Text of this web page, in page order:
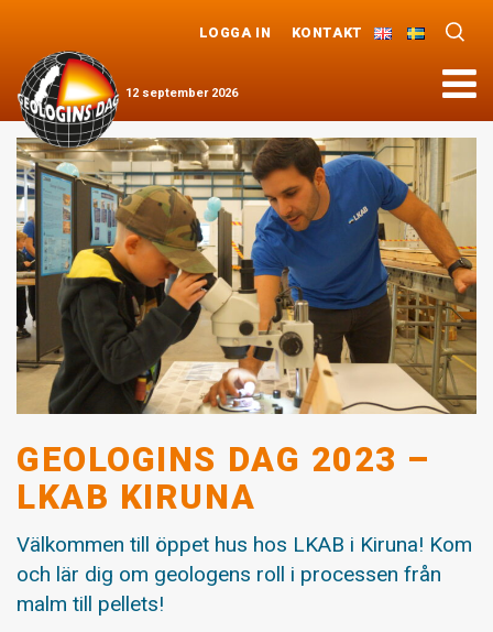
Meny
12 september 2026
LOGGA IN KONTAKT
GEOLOGINS DAG 2023 –
LKAB KIRUNA
Välkommen till öppet hus hos LKAB i Kiruna! Kom
och lär dig om geologens roll i processen från
malm till pellets!